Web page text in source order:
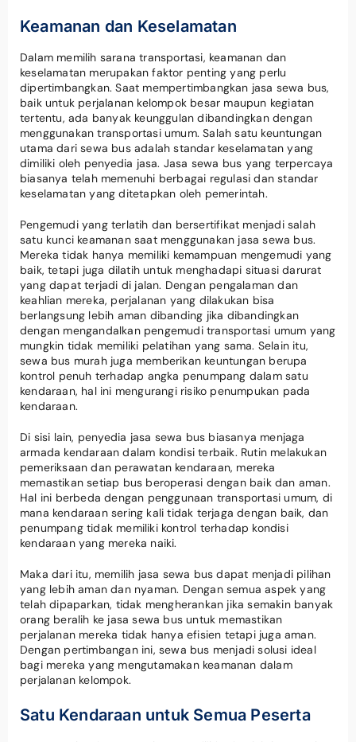
Keamanan dan Keselamatan
Dalam memilih sarana transportasi, keamanan dan
keselamatan merupakan faktor penting yang perlu
dipertimbangkan. Saat mempertimbangkan jasa sewa bus,
baik untuk perjalanan kelompok besar maupun kegiatan
tertentu, ada banyak keunggulan dibandingkan dengan
menggunakan transportasi umum. Salah satu keuntungan
utama dari sewa bus adalah standar keselamatan yang
dimiliki oleh penyedia jasa. Jasa sewa bus yang terpercaya
biasanya telah memenuhi berbagai regulasi dan standar
keselamatan yang ditetapkan oleh pemerintah.
Pengemudi yang terlatih dan bersertifikat menjadi salah
satu kunci keamanan saat menggunakan jasa sewa bus.
Mereka tidak hanya memiliki kemampuan mengemudi yang
baik, tetapi juga dilatih untuk menghadapi situasi darurat
yang dapat terjadi di jalan. Dengan pengalaman dan
keahlian mereka, perjalanan yang dilakukan bisa
berlangsung lebih aman dibanding jika dibandingkan
dengan mengandalkan pengemudi transportasi umum yang
mungkin tidak memiliki pelatihan yang sama. Selain itu,
sewa bus murah juga memberikan keuntungan berupa
kontrol penuh terhadap angka penumpang dalam satu
kendaraan, hal ini mengurangi risiko penumpukan pada
kendaraan.
Di sisi lain, penyedia jasa sewa bus biasanya menjaga
armada kendaraan dalam kondisi terbaik. Rutin melakukan
pemeriksaan dan perawatan kendaraan, mereka
memastikan setiap bus beroperasi dengan baik dan aman.
Hal ini berbeda dengan penggunaan transportasi umum, di
mana kendaraan sering kali tidak terjaga dengan baik, dan
penumpang tidak memiliki kontrol terhadap kondisi
kendaraan yang mereka naiki.
Maka dari itu, memilih jasa sewa bus dapat menjadi pilihan
yang lebih aman dan nyaman. Dengan semua aspek yang
telah dipaparkan, tidak mengherankan jika semakin banyak
orang beralih ke jasa sewa bus untuk memastikan
perjalanan mereka tidak hanya efisien tetapi juga aman.
Dengan pertimbangan ini, sewa bus menjadi solusi ideal
bagi mereka yang mengutamakan keamanan dalam
perjalanan kelompok.
Satu Kendaraan untuk Semua Peserta